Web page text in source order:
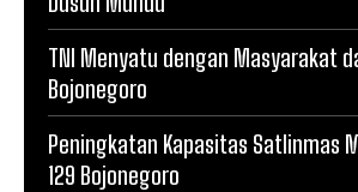
TNI Menyatu dengan Masyarakat
Bojonegoro
Peningkatan Kapasitas Satlinmas
129 Bojonegoro